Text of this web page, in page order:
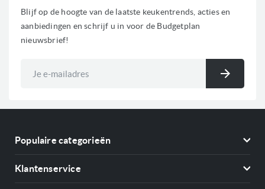
Blijf op de hoogte van de laatste keukentrends, acties en
aanbiedingen en schrijf u in voor de Budgetplan
nieuwsbrief!
Populaire categorieën
Klantenservice